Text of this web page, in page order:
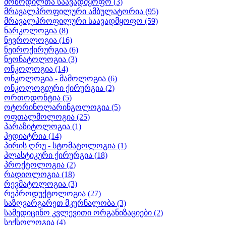
მრავალპროფილური ამბულატორია (95)
მრავალპროფილური საავადმყოფო (59)
ნარკოლოგია (8)
ნევროლოგია (16)
ნეიროქირურგია (6)
ნეონატოლოგია (3)
ონკოლოგია (14)
ონკოლოგია - მამოლოგია (6)
ონკოლოგიური ქირურგია (2)
ორთოდონტია (5)
ოტორინოლარინგოლოგია (5)
ოფთალმოლოგია (25)
პარაზიტოლოგია (1)
პედიატრია (14)
პირის ღრუ - სტომატოლოგია (1)
პლასტიკური ქირურგია (18)
პროქტოლოგია (2)
რადიოლოგია (18)
რევმატოლოგია (3)
რეპროდუქტოლოგია (27)
საზღვარგარეთ მკურნალობა (3)
სამედიცინო კვლევითი ორგანიზაციები (2)
სექსოლოგია (4)